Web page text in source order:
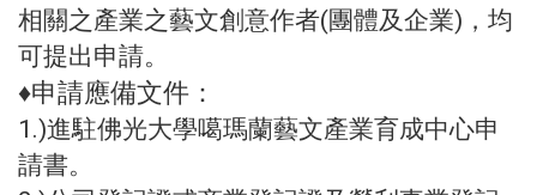
相關之產業之藝文創意作者(團體及企業)，均
可提出申請。
♦申請應備文件：
1.)進駐佛光大學噶瑪蘭藝文產業育成中心申
請書。